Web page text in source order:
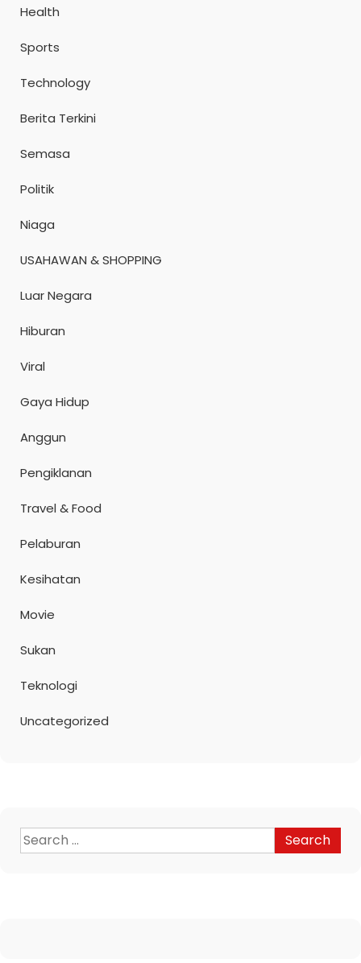
Health
Sports
Technology
Berita Terkini
Semasa
Politik
Niaga
USAHAWAN & SHOPPING
Luar Negara
Hiburan
Viral
Gaya Hidup
Anggun
Pengiklanan
Travel & Food
Pelaburan
Kesihatan
Movie
Sukan
Teknologi
Uncategorized